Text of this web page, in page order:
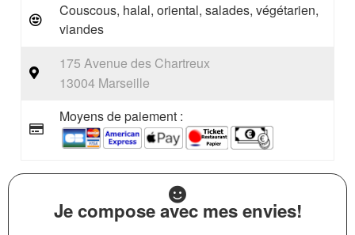
Couscous, halal, oriental, salades, végétarien,
viandes
175 Avenue des Chartreux
13004 Marseille
Moyens de paiement :
Je compose avec mes envies!